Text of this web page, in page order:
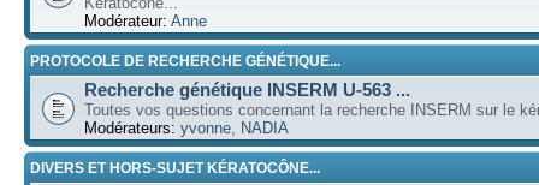
Modérateur: Anne
PROTOCOLE DE RECHERCHE GÉNÉTIQUE...
Recherche génétique INSERM U-563 ...
Toutes vos questions concernant la recherche INSERM sur le
Modérateurs: yvonne, NADIA
DIVERS ET HORS-SUJET KÉRATOCÔNE...